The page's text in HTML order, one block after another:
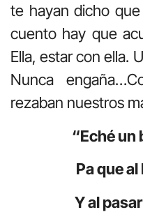
te hayan dicho
cuento hay que
Ella, estar con ella.
Nunca
rezaban nuestros
“Eché un
Pa que
Y al